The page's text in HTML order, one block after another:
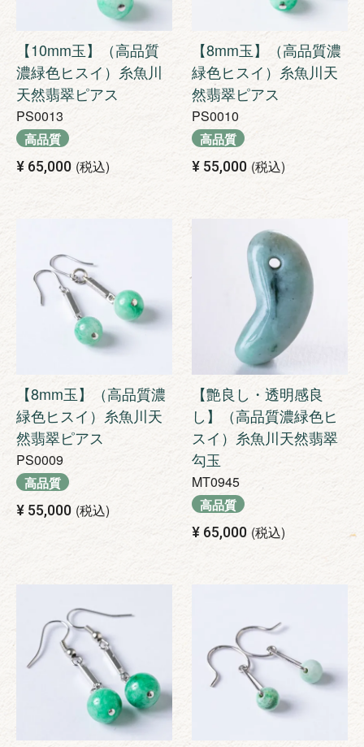
【10mm玉】（高品質
濃緑色ヒスイ）糸魚川
天然翡翠ピアス
PS0013
高品質
¥ 65,000 税込
【8mm玉】（高品質濃
緑色ヒスイ）糸魚川天
然翡翠ピアス
PS0010
高品質
¥ 55,000 税込
【8mm玉】（高品質濃
緑色ヒスイ）糸魚川天
然翡翠ピアス
PS0009
高品質
¥ 55,000 税込
【艶良し・透明感良
し】（高品質濃緑色ヒ
スイ）糸魚川天然翡翠
勾玉
MT0945
高品質
¥ 65,000 税込